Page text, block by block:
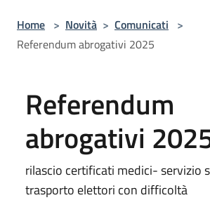
Home > Novità > Comunicati >
Referendum abrogativi 2025
Referendum
abrogativi
rilascio certificati medici- servizio
trasporto elettori con difficoltà